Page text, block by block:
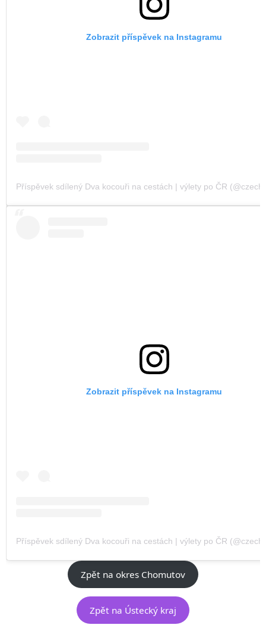
Zobrazit příspěvek na Instagramu
Příspěvek sdílený Dva kocouři na cestách | výlety po ČR
Zobrazit příspěvek na Instagramu
Příspěvek sdílený Dva kocouři na cestách | výlety po ČR
Zpět na okres Chomutov
Zpět na Ústecký kraj